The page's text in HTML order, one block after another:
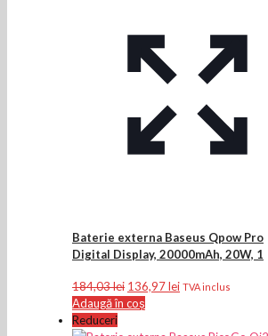
Baterie externa Baseus Qpow Pro
Digital Display, 20000mAh, 20W, 1
184,03lei Prețul
inițial
136,97leiPrețul
TVA inclus
Adaugă în coș
Reduceri